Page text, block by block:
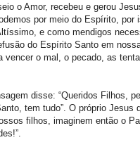
o Amor, recebeu e gerou
por meio do Espírito, por
e como mendigos
do Espírito Santo em
vencer o mal, o pecado, as
disse: “Queridos Filhos,
tem tudo”. O próprio Jesus
filhos, imaginem então o